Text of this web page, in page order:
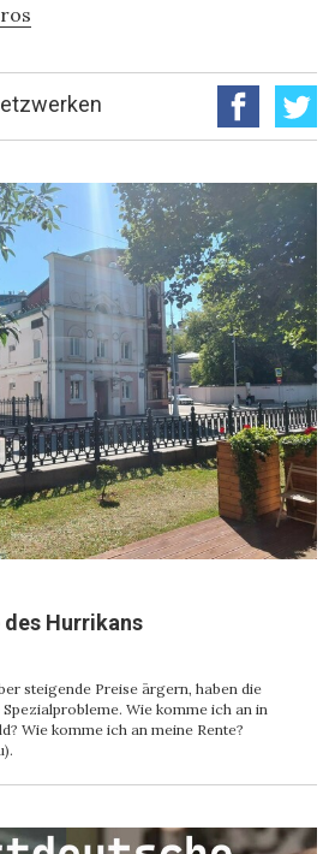
des Hurrikans
steigende Preise ärgern, haben die
Wie komme ich an in
Wie komme ich an meine Rente?